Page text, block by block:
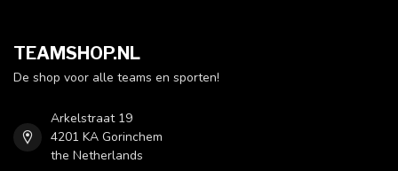
TEAMSHOP.NL
De shop voor alle teams en sporten!
Arkelstraat 19
4201 KA Gorinchem
the Netherlands